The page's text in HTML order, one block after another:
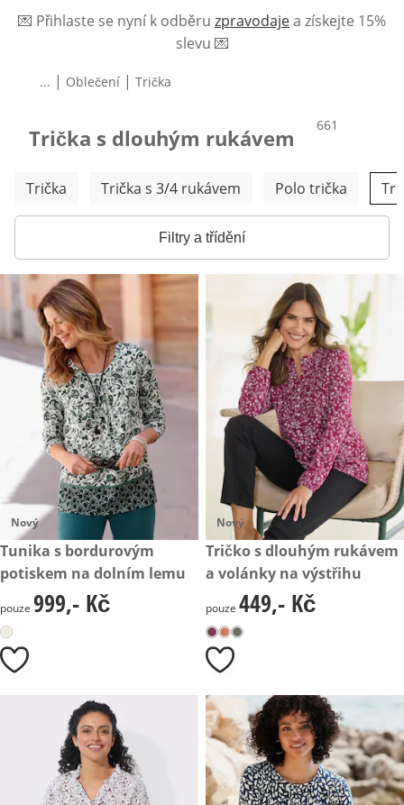
💌 Přihlaste se nyní k odběru zpravodajea získejte 15%
slevu 💌
... | Oblečení | Trička
Trička s dlouhým rukávem produktů
661
Přeskočit další kategorie
Trička Trička s 3/4 rukávem Polo trička
Filtry a třídění
Nový
999,- Kč
Tunika s bordurovým
potiskem na dolním lemu
999,- Kč
pouze 999,- Kč
Nový
449,- Kč
Tričko s dlouhým rukávem
a volánky na výstřihu
449,- Kč
pouze 449,- Kč